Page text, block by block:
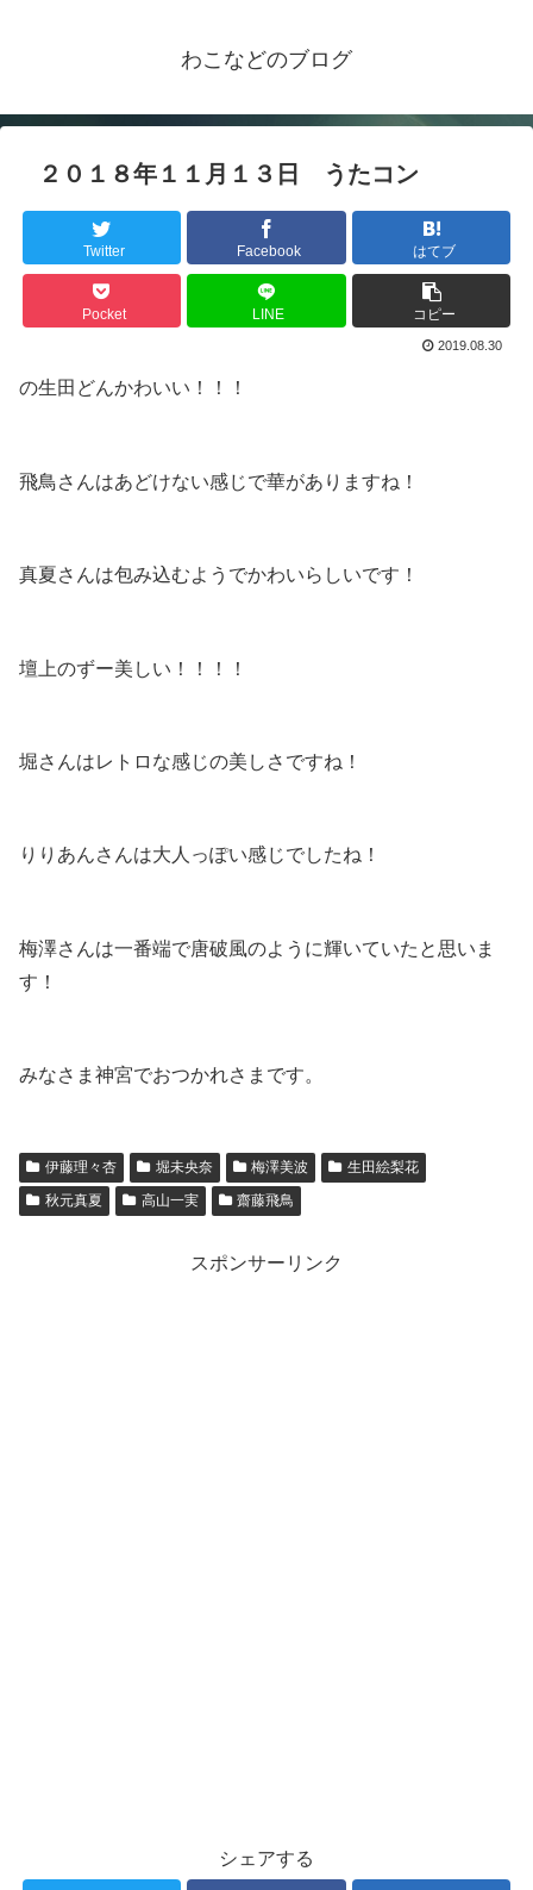
わこなどのブログ
２０１８年１１月１３日 うたコン
Twitter Facebook はてブ
Pocket LINE コピー
2019.08.30
の生田どんかわいい！！！
飛鳥さんはあどけない感じで華がありますね！
真夏さんは包み込むようでかわいらしいです！
壇上のずー美しい！！！！
堀さんはレトロな感じの美しさですね！
りりあんさんは大人っぽい感じでしたね！
梅澤さんは一番端で唐破風のように輝いていたと思いま
す！
みなさま神宮でおつかれさまです。
伊藤理々杏 堀未央奈 梅澤美波
生田絵梨花
秋元真夏
高山一実 齋藤飛鳥
スポンサーリンク
シェアする